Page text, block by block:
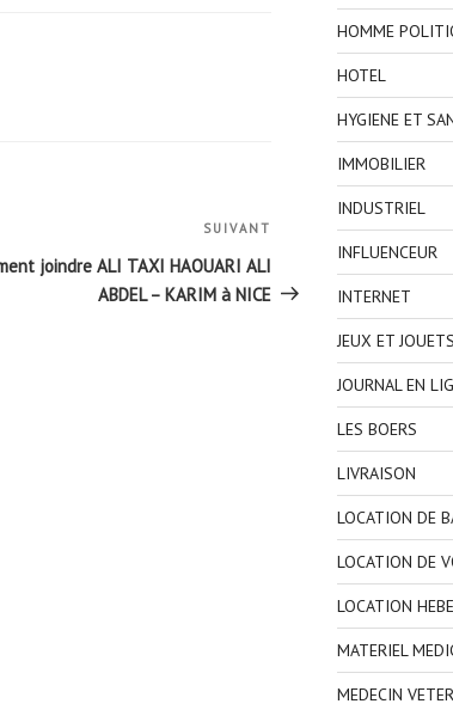
SUIVANT
joindre ALI TAXI HAOUARI ALI
ABDEL – KARIM à NICE
HOMME
HOTEL
HYGIENE ET
IMMOBILIER
INDUSTRIEL
INFLUENCEUR
INTERNET
JEUX ET JOUETS
JOURNAL EN
LES BOERS
LIVRAISON
LOCATION DE
LOCATION DE
LOCATION
MATERIEL
MEDECIN